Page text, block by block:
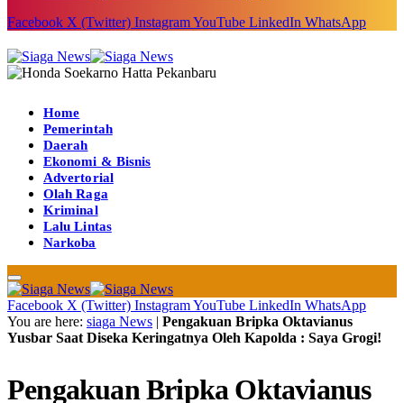
Facebook X (Twitter) InstagramYouTube LinkedIn WhatsApp
Home
Pemerintah
Daerah
Ekonomi & Bisnis
Advertorial
Olah Raga
Kriminal
Lalu Lintas
Narkoba
Facebook X (Twitter) InstagramYouTube LinkedIn WhatsApp
You are here: siaga News | Pengakuan Bripka Oktavianus
Yusbar Saat Diseka Keringatnya Oleh Kapolda : Saya Grogi!
Pengakuan Bripka Oktavianus